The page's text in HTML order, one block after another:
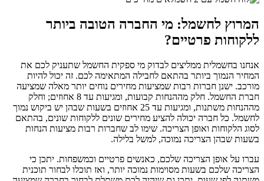
המרוץ לחשמל: מי החברה הטובה ביותר
ללקוחות פרטיים?
אנחנו בחשמלית ממליצים לבדוק מי ספקית החשמל שתעניק לכם את
המחיר הנמוך ביותר בהתאם לחבילה המתאימה לכם. זה יכול להיות
מורכב. ישנן חברות רבות שמציעות מחירים נוחים יותר מאלה שמציעה
חברת החשמל. חלק מההנחות קבועות, ומגיעות עד 8 אחוזים; וחלק
מההנחות משתנות, ומגיעות עד 25 אחוזים בשעות שבהן יש ביקוש נמוך
לחשמל. כל חברה יכולה להציע מחירים שונים ללקוחות שונים, בהתאם
לסוג הלקוחות ואופן הצריכה. שימו לב שחברות רבות מציעות הנחות
בשעות שבהן הצריכה נמוכה, למשל בלילה.
עברו על אופן הצריכה שלכם, כאנשים פרטיים וכמשפחות. יתכן כי
הצריכה שלכם בשעות מסוימות נמוכה יותר, ואז תוכלו לבחור תוכנית